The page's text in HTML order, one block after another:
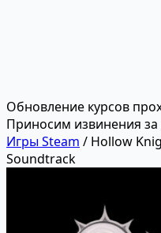
Обновление курсов
Приносим извинения за
Игры Steam / Hollow
Soundtrack